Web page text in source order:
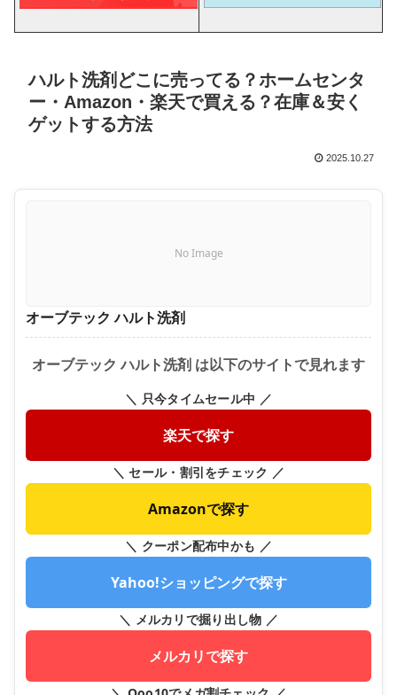
ハルト洗剤どこに売ってる？ホームセンタ
ー・Amazon・楽天で買える？在庫＆安く
ゲットする方法
2025.10.27
No Image
オーブテック ハルト洗剤
オーブテック ハルト洗剤 は以下のサイトで見れます
＼ 只今タイムセール中 ／
楽天で探す
＼ セール・割引をチェック ／
Amazonで探す
＼ クーポン配布中かも ／
Yahoo!ショッピングで探す
＼ メルカリで掘り出し物 ／
メルカリで探す